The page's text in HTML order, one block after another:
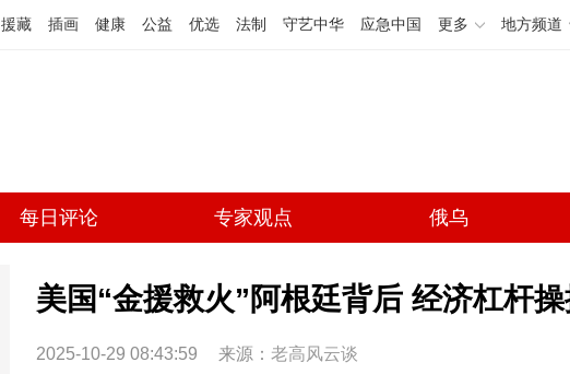
援藏 插画 健康 公益 优选 法制 守艺中华 应急中国 更多 地方频道
每日评论 专家观点 俄乌
美国“金援救火”阿根廷背后 经济杠杆
2025-10-29 08:43:59 来源： 老高风云谈